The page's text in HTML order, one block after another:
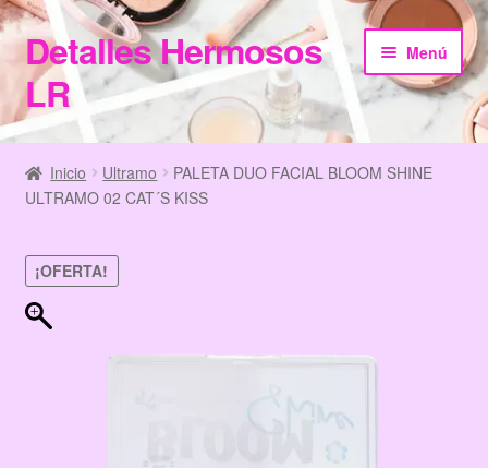
Ir
a
la
navegación
Ir
al
contenido
Detalles Hermosos
LR
Menú
Inicio
Categories
Checkout
Home
Inicio Ultramo
PALETA DUO FACIAL BLOOM SHINE
ULTRAMO 02 CAT´S KISS
¡OFERTA!